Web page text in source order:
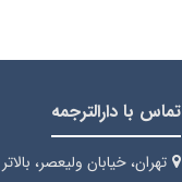
تماس با دارالترجمه
تهران، خیابان ولیعصر،